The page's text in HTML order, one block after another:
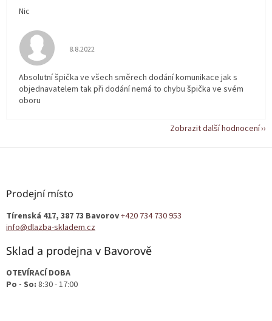
Nic
Hodnocení obchodu je 5 z 5 hvězdiček.
8.8.2022
Absolutní špička ve všech směrech dodání komunikace jak s
objednavatelem tak při dodání nemá to chybu špička ve svém
oboru
Zobrazit další hodnocení
Z
Prodejní místo
Tírenská 417, 387 73 Bavorov+420 734 730 953
info@dlazba-skladem.cz
Sklad a prodejna v Bavorově
OTEVÍRACÍ DOBA
Po - So: 8:30 - 17:00